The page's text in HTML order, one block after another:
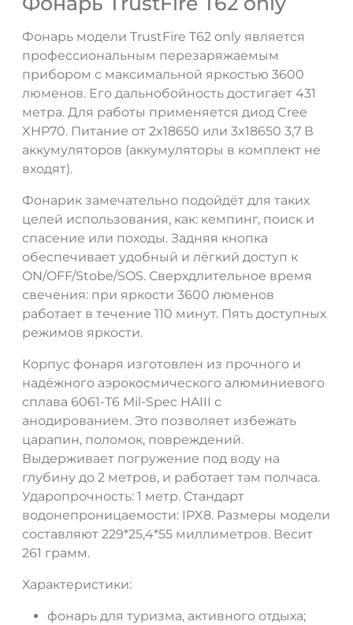
Фонарь модели TrustFire T62 only является
профессиональным перезаряжаемым
прибором с максимальной яркостью 3600
люменов. Его дальнобойность достигает 431
метра. Для работы применяется диод Cree
XHP70. Питание от 2x18650 или 3x18650 3,7 В
аккумуляторов (аккумуляторы в комплект не
входят).
Фонарик замечательно подойдёт для таких
целей использования, как: кемпинг, поиск и
спасение или походы. Задняя кнопка
обеспечивает удобный и лёгкий доступ к
ON/OFF/Stobe/SOS. Сверхдлительное время
свечения: при яркости 3600 люменов
работает в течение 110 минут. Пять доступных
режимов яркости.
Корпус фонаря изготовлен из прочного и
надёжного аэрокосмического алюминиевого
сплава 6061-T6 Mil-Spec HAIII с
анодированием. Это позволяет избежать
царапин, поломок, повреждений.
Выдерживает погружение под воду на
глубину до 2 метров, и работает там полчаса.
Ударопрочность: 1 метр. Стандарт
водонепроницаемости: IPX8. Размеры модели
составляют 229*25,4*55 миллиметров. Весит
261 грамм.
Характеристики:
фонарь для туризма, активного отдыха;